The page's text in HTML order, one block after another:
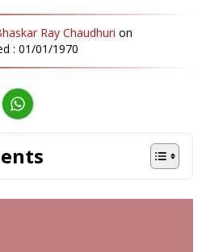
Ray Chaudhuri on
: 01/01/1970